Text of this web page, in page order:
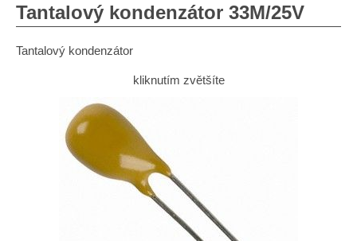
Tantalový kondenzátor 33M/25V
Tantalový kondenzátor
kliknutím zvětšíte